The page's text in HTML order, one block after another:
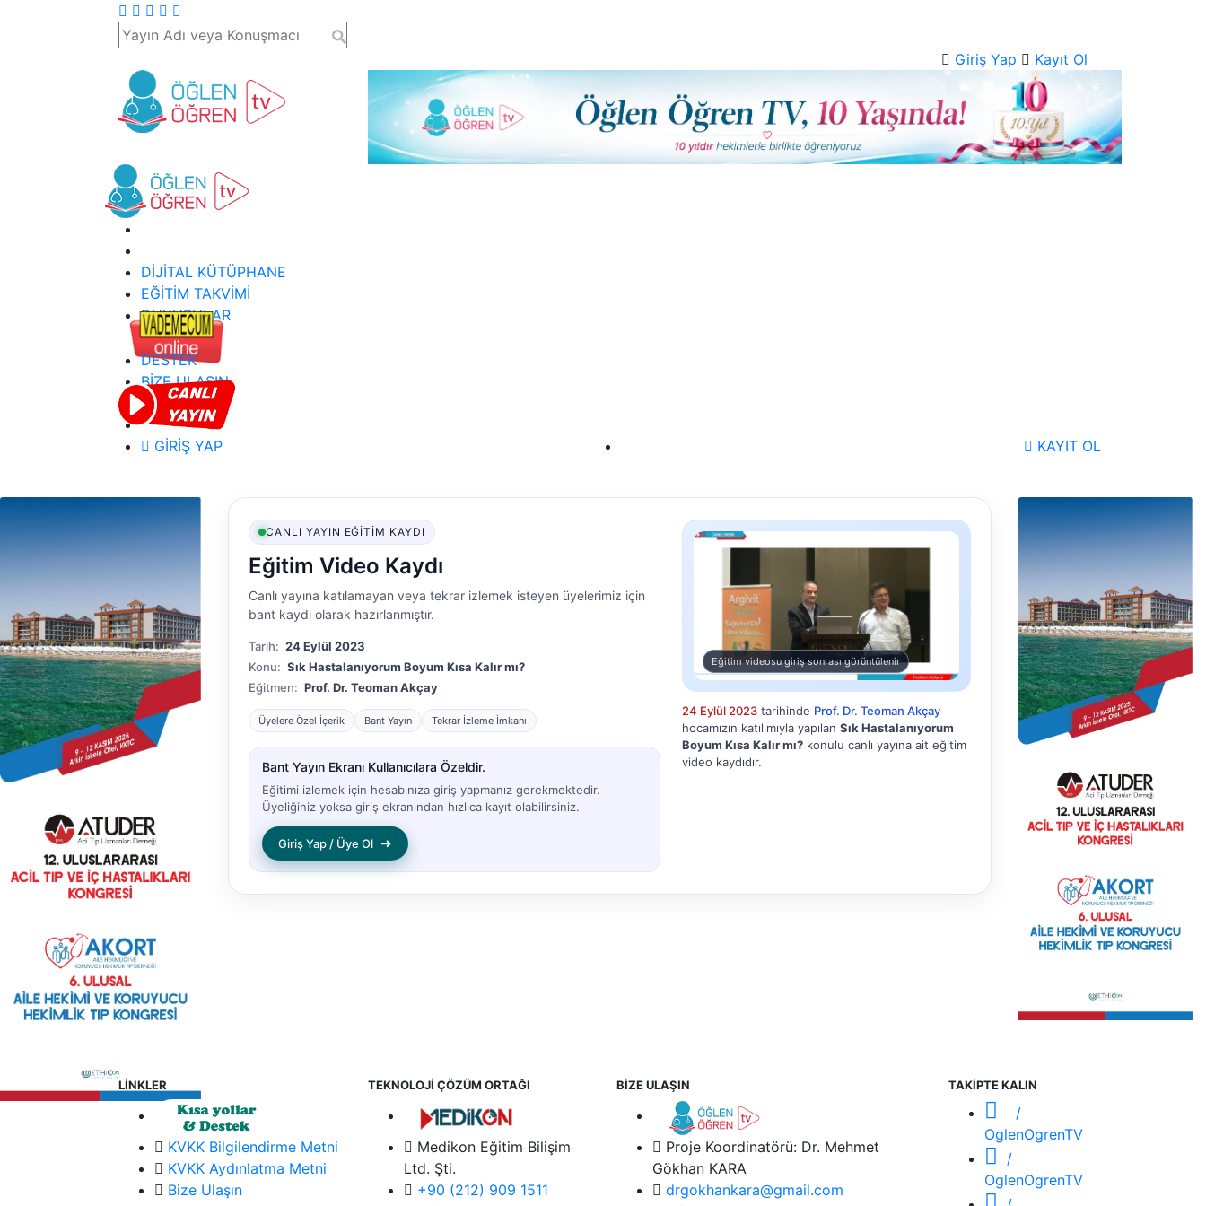
Giriş Yap Kayıt Ol
DİJİTAL KÜTÜPHANE
EĞİTİM TAKVİMİ
DUYURULAR
DESTEK
BİZE ULAŞIN
GİRİŞ YAP KAYIT OL
CANLI YAYIN EĞITIM KAYDI
Eğitim Video Kaydı
Canlı yayına katılamayan veya tekrar izlemek isteyen üyelerimiz için
bant kaydı olarak hazırlanmıştır.
Tarih: 24 Eylül 2023
Konu: Sık Hastalanıyorum Boyum Kısa Kalır mı?
Eğitmen: Prof. Dr. Teoman Akçay
Üyelere Özel İçerik Bant Yayın Tekrar İzleme İmkanı
Bant Yayın Ekranı Kullanıcılara Özeldir.
Eğitimi izlemek için hesabınıza giriş yapmanız gerekmektedir.
Üyeliğiniz yoksa giriş ekranından hızlıca kayıt olabilirsiniz.
Giriş Yap / Üye Ol ➜
Eğitim videosu giriş sonrası görüntülenir
24 Eylül 2023 tarihinde Prof. Dr. Teoman Akçay
hocamızın katılımıyla yapılanSık Hastalanıyorum
Boyum Kısa Kalır mı? konulu canlı yayına ait eğitim
video kaydıdır.
LİNKLER
KVKK Bilgilendirme Metni
KVKK Aydınlatma Metni
Bize Ulaşın
TEKNOLOJİ ÇÖZÜM ORTAĞI
Medikon Eğitim Bilişim
Ltd. Şti.
+90 (212) 909 1511
BİZE ULAŞIN
Proje Koordinatörü: Dr. Mehmet
Gökhan KARA
drgokhankara@gmail.com
TAKİPTE KALIN
/
OglenOgrenTV
/
OglenOgrenTV